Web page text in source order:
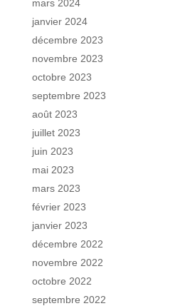
mars 2024
janvier 2024
décembre 2023
novembre 2023
octobre 2023
septembre 2023
août 2023
juillet 2023
juin 2023
mai 2023
mars 2023
février 2023
janvier 2023
décembre 2022
novembre 2022
octobre 2022
septembre 2022